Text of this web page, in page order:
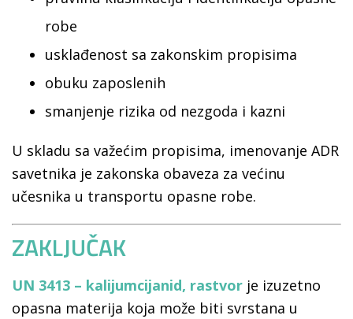
robe
usklađenost sa zakonskim propisima
obuku zaposlenih
smanjenje rizika od nezgoda i kazni
U skladu sa važećim propisima, imenovanje ADR
savetnika je zakonska obaveza za većinu
učesnika u transportu opasne robe.
ZAKLJUČAK
UN 3413 – kalijumcijanid, rastvor je izuzetno
opasna materija koja može biti svrstana u